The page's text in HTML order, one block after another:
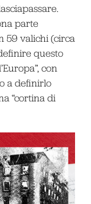
parte
59 valichi (circa
questo
con
a definirlo
“cortina di